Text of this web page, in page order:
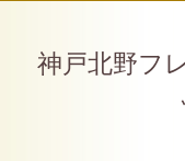
神戸北野フ